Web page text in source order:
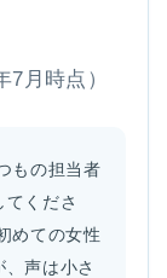
7月時点）
もの担当者
くださ
めての女性
声は小さ